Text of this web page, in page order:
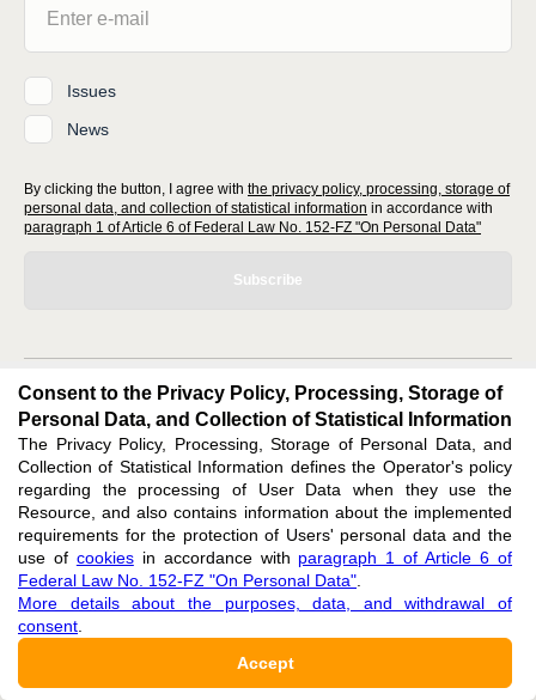
Issues
News
By clicking the button, I agree with the privacy policy, processing, storage of
personal data, and collection of statistical information in accordance with
paragraph 1 of Article 6 of Federal Law No. 152-FZ "On Personal Data"
Subscribe
editors@research-journal.org
620066, Sverdlovsk region, Yekaterinburg, st. Akademicheskaya, 11A,
office 1
Feedback
Consent to the Privacy Policy, Processing, Storage of
Personal Data, and Collection of Statistical Information
The Privacy Policy, Processing, Storage of Personal Data, and
Collection of Statistical Information defines the Operator's policy
regarding the processing of User Data when they use the
Resource, and also contains information about the implemented
requirements for the protection of Users' personal data and the
use of cookiesin accordance with paragraph 1 of Article 6 of
Federal Law No. 152-FZ "On Personal Data"
More details about the purposes, data, and withdrawal of
consent
Accept